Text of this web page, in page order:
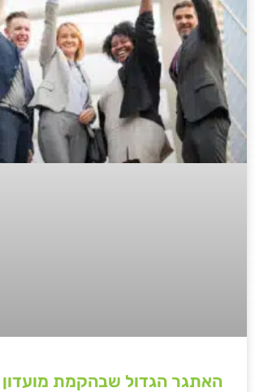
האתגר הגדול שבהקמת מועדון